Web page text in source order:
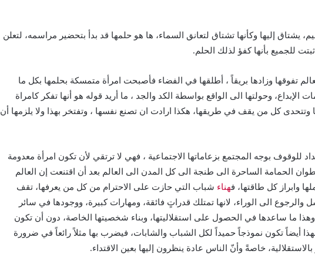
يشتاق إليها وكأنها تشتاق لتعانق السماء، ‏ها هو حلمها قد بدأ بتحضير مراسمه، لتعلن
للجميع بأنها كفؤ لذلك الحلم.
تفوقها وزادها بريقاً ، أطلقها في الفضاء فأصبحت امرأة متمسكة بحلمها بكل ما
وحولتها الى الواقع بواسطة الكد والجد ، ما أريد قوله هو أنها تفكر كامراة
وتتحدى كل من يقف في طريقها، هكذا ارادت ان تصنع نفسها ، وتفتخر بهذا ولا يلزمها أن
للوقوف بوجه المجتمع بزعاماتها الاجتماعية ، فهي لا ترتقي لأن تكون امرأة معدومة
الحمامة الساحرة الى طنجة الى كل المدن الى العالم بعد أن اقتنعت إن العالم
وابراز كل طاقتها، فهناء شباب التي حازت على الاحترام من كل من يعرفها، تقف
والرجوع الى الوراء، لانها تمتلك قدراتٍ فائقة، ومهارات كبيرة، ووجودها في سائر
وهذا ما ساعدها في الحصول على استقلاليتها، وبناء شخصيتها الخاصة، دون أن تكون
أيضاً تكون نموذجاً حميداً لكل الشباب والشابات، فيضرب بها مثلاً رائعاً في ضرورة
خاصةً وأنّ الناس عادة ينظرون إليها بعين الاقتداء.